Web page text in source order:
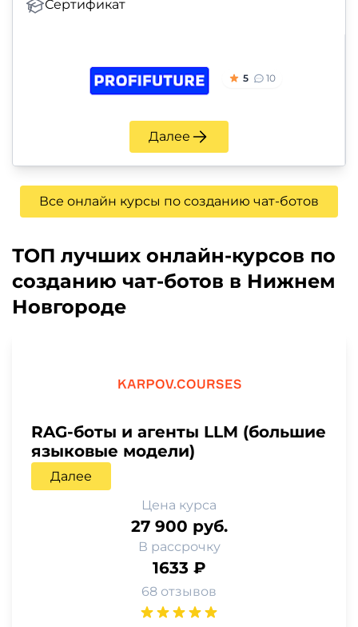
Сертификат
5 10
Далее
Все онлайн курсы по созданию чат-ботов
ТОП лучших онлайн-курсов по
созданию чат-ботов в Нижнем
Новгороде
RAG-боты и агенты LLM (большие
языковые модели)
Далее
Цена курса
27 900 руб.
В рассрочку
1633 ₽
68 отзывов